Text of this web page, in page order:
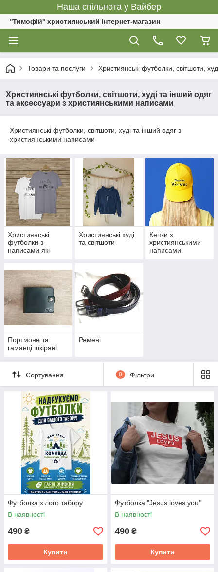
Наша спільнота у Вайбер
''Тимофій'' християнський інтернет-магазин
Товари та послуги Християнські футболки, світшоти,
Християнські футболки, світшоти, худі та інший одяг
та аксессуари з християнськими написами
Християнські футболки, світшоти, худі та інший одяг з
християнськими написами
Християнські
футболки з
написами які
Християнські худі
та світшоти
Кепки з
християнськими
написами
Портмоне та
гаманці шкіряні
Ремені
Сортування 0 Фільтри
Футболка з лого табору
В наявності
490 ₴
Купити
Футболка "Jesus loves you"
В наявності
490 ₴
Купити